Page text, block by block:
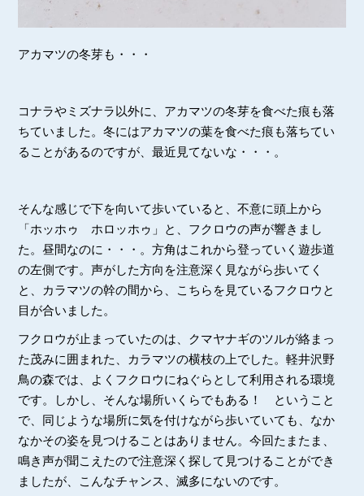
アカマツの冬芽も・・・
コナラやミズナラ以外に、アカマツの冬芽を食べた痕も落
ちていました。冬にはアカマツの葉を食べた痕も落ちてい
ることがあるのですが、最近見てないな・・・。
そんな感じで下を向いて歩いていると、不意に頭上から
「ホッホゥ ホロッホゥ」と、フクロウの声が響きまし
た。昼間なのに・・・。方角はこれから登っていく遊歩道
の左側です。声がした方向を注意深く見ながら歩いてく
と、カラマツの幹の間から、こちらを見ているフクロウと
目が合いました。
フクロウが止まっていたのは、クマヤナギのツルが絡まっ
た茂みに囲まれた、カラマツの横枝の上でした。軽井沢野
鳥の森では、よくフクロウにねぐらとして利用される環境
です。しかし、そんな場所いくらでもある！ ということ
で、同じような場所に気を付けながら歩いていても、なか
なかその姿を見つけることはありません。今回たまたま、
鳴き声が聞こえたので注意深く探して見つけることができ
ましたが、こんなチャンス、滅多にないのです。